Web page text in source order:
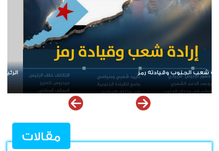
الرئيس عيدروس الزُبيدي.. نبض الجنوب ورمز إرادته
مقالات